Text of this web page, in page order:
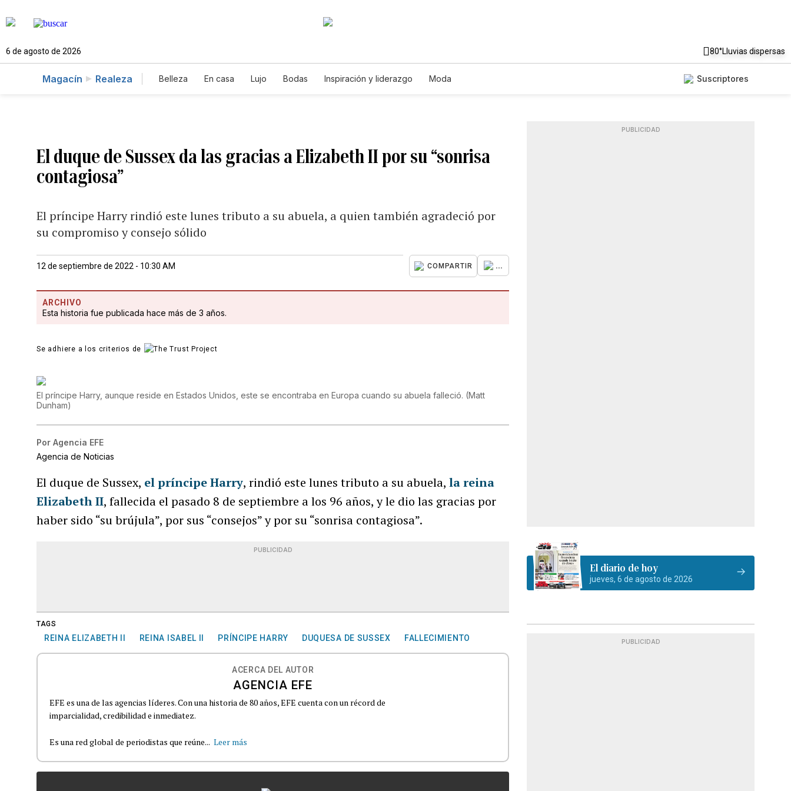
6 de agosto de 2026 80°Lluvias dispersas
Magacín Realeza Belleza En casa Lujo Bodas Inspiración y liderazgo Moda Suscriptores
El duque de Sussex da las gracias a Elizabeth II por su “sonrisa
contagiosa”
El príncipe Harry rindió este lunes tributo a su abuela, a quien también agradeció por
su compromiso y consejo sólido
12 de septiembre de 2022 - 10:30 AM COMPARTIR ...
ARCHIVO
Esta historia fue publicada hace más de 3 años.
Se adhiere a los criterios de
El príncipe Harry, aunque reside en Estados Unidos, este se encontraba en Europa cuando su abuela falleció. (Matt
Dunham)
Por Agencia EFE
Agencia de Noticias
El duque de Sussex, el príncipe Harry, rindió este lunes tributo a su abuela,la reina
Elizabeth II, fallecida el pasado 8 de septiembre a los 96 años, y le dio las gracias por
haber sido “su brújula”, por sus “consejos” y por su “sonrisa contagiosa”.
PUBLICIDAD
TAGS
REINA ELIZABETH II REINA ISABEL II PRÍNCIPE HARRY DUQUESA DE SUSSEX FALLECIMIENTO
ACERCA DEL AUTOR
AGENCIA EFE
EFE es una de las agencias líderes. Con una historia de 80 años, EFE cuenta con un récord de
imparcialidad, credibilidad e inmediatez.
Es una red global de periodistas que reúne... Leer más
PUBLICIDAD
El diario de hoy
jueves, 6 de agosto de 2026
PUBLICIDAD